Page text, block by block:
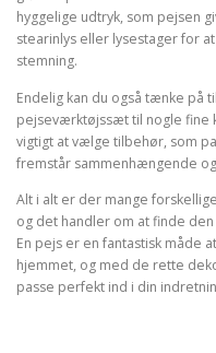
hyggelige udtryk, som pejsen
stearinlys eller lysestager for
stemning.
Endelig kan du også tænke på
pejseværktøjssæt til nogle fine
vigtigt at vælge tilbehør, som
fremstår sammenhængende
Alt i alt er der mange
og det handler om at finde
En pejs er en fantastisk måde
hjemmet, og med de rette
passe perfekt ind i din